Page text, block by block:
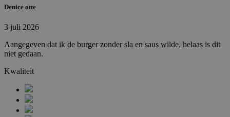
Denice otte
3 juli 2026
Aangegeven dat ik de burger zonder sla en saus wilde, helaas is dit
niet gedaan.
Kwaliteit